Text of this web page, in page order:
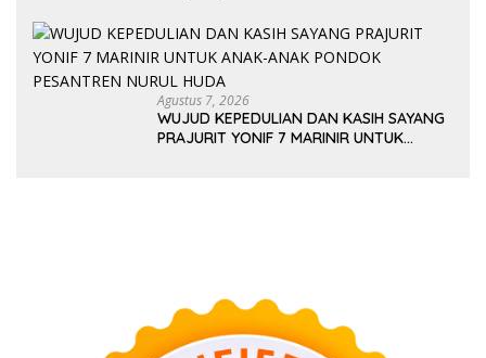
Agustus 7, 2026
WUJUD KEPEDULIAN DAN KASIH SAYANG
PRAJURIT YONIF 7 MARINIR UNTUK